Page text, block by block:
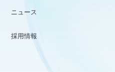
ニュース
採用情報